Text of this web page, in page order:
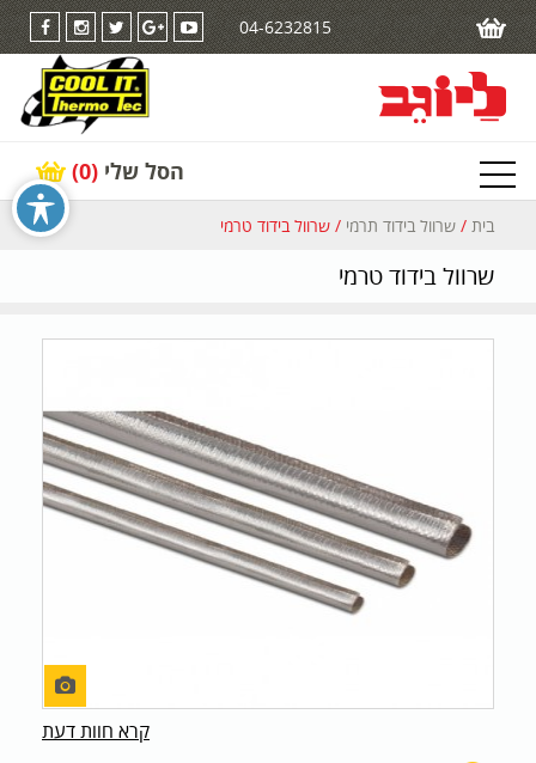
04-6232815
הסל שלי (0)
בית / שרוול בידוד תרמי / שרוול בידוד טרמי
שרוול בידוד טרמי
קרא חוות דעת